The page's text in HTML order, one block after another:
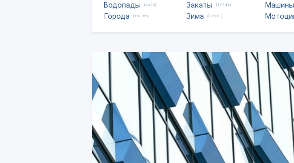
Водопады (4623)
Города (15295)
Закаты (17741)
Зима (13511)
Машины